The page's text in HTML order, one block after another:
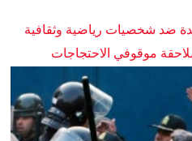
ضد شخصيات رياضية وثقافية
موقوفي الاحتجاجات